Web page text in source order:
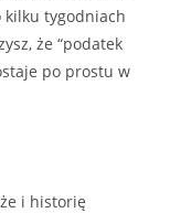
kilku tygodniach
że “podatek
po prostu w
i historię